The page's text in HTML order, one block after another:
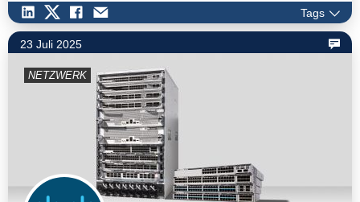
Tags
23 Juli 2025
NETZWERK